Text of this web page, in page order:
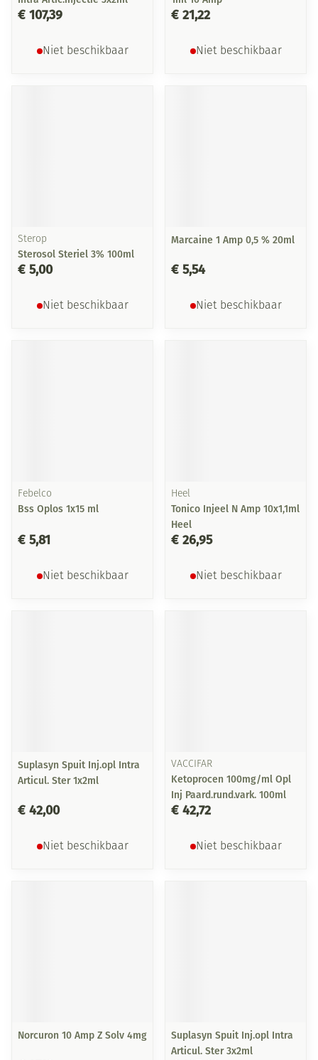
€ 107,39
Niet beschikbaar
€ 21,22
Niet beschikbaar
Sterop
Sterosol Steriel 3% 100ml
€ 5,00
Niet beschikbaar
Marcaine 1 Amp 0,5 % 20ml
€ 5,54
Niet beschikbaar
Febelco
Bss Oplos 1x15 ml
€ 5,81
Niet beschikbaar
Heel
Tonico Injeel N Amp 10x1,1ml
Heel
€ 26,95
Niet beschikbaar
Suplasyn Spuit Inj.opl Intra
Articul. Ster 1x2ml
€ 42,00
Niet beschikbaar
VACCIFAR
Ketoprocen 100mg/ml Opl
Inj Paard.rund.vark. 100ml
€ 42,72
Niet beschikbaar
Norcuron 10 Amp Z Solv 4mg
Suplasyn Spuit Inj.opl Intra
Articul. Ster 3x2ml